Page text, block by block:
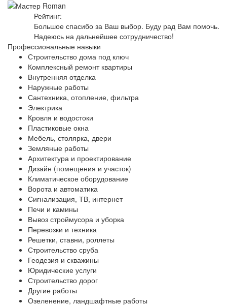
Рейтинг:
Большое спасибо за Ваш выбор. Буду рад Вам помочь.
Надеюсь на дальнейшее сотрудничество!
Профессиональные навыки
Строительство дома под ключ
Комплексный ремонт квартиры
Внутренняя отделка
Наружные работы
Сантехника, отопление, фильтра
Электрика
Кровля и водостоки
Пластиковые окна
Мебель, столярка, двери
Земляные работы
Архитектура и проектирование
Дизайн (помещения и участок)
Климатическое оборудование
Ворота и автоматика
Сигнализация, ТВ, интернет
Печи и камины
Вывоз строймусора и уборка
Перевозки и техника
Решетки, ставни, роллеты
Строительство сруба
Геодезия и скважины
Юридические услуги
Строительство дорог
Другие работы
Озеленение, ландшафтные работы